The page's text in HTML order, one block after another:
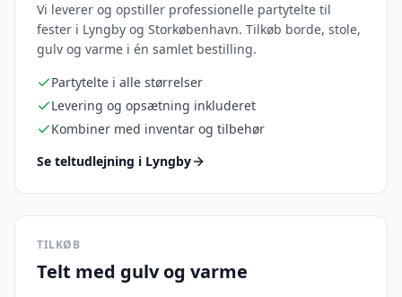
Vi leverer og opstiller professionelle partytelte til
fester i Lyngby og Storkøbenhavn. Tilkøb borde, stole,
gulv og varme i én samlet bestilling.
Partytelte i alle størrelser
Levering og opsætning inkluderet
Kombiner med inventar og tilbehør
Se teltudlejning i Lyngby
TILKØB
Telt med gulv og varme